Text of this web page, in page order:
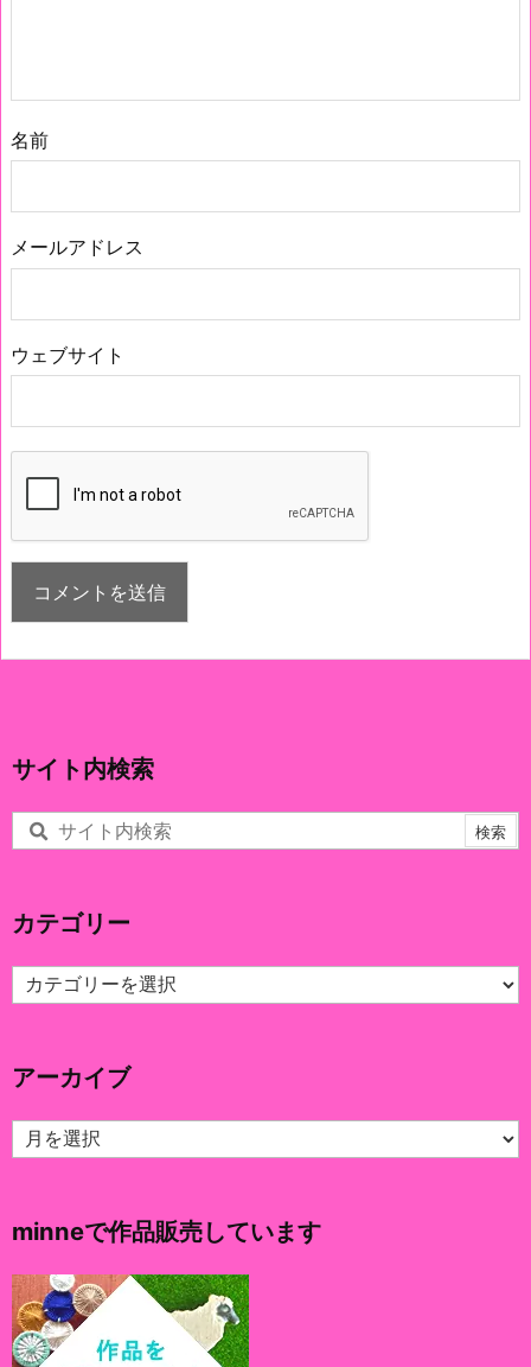
名前
メールアドレス
ウェブサイト
サイト内検索
カテゴリー
カ
テ
ー
アーカイブ
ア
ー
ブ
minneで作品販売しています